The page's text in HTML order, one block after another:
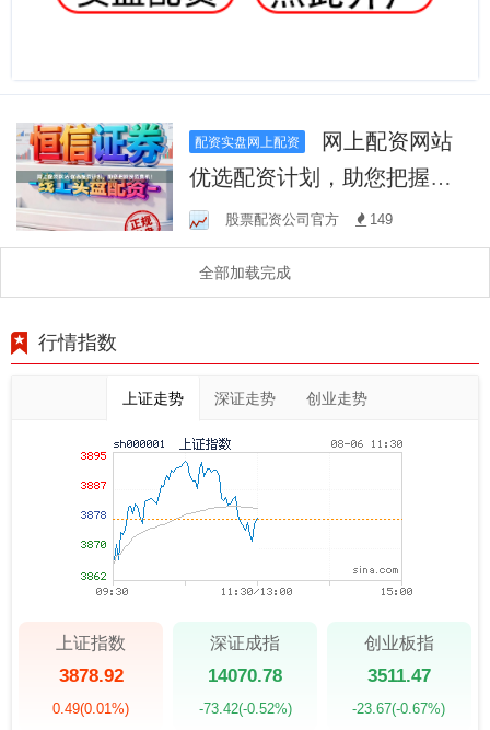
配资实盘网上配资
优选配资计划，助您把握投
资良机！
股票配资公司官方 149
全部加载完成
行情指数
上证走势 深证走势 创业走势
上证指数
3878.92
0.49(0.01%)
深证成指
14070.78
-73.42(-0.52%)
创业板指
3511.47
-23.67(-0.67%)